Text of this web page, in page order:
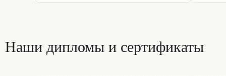
на
Наши дипломы и сертификаты